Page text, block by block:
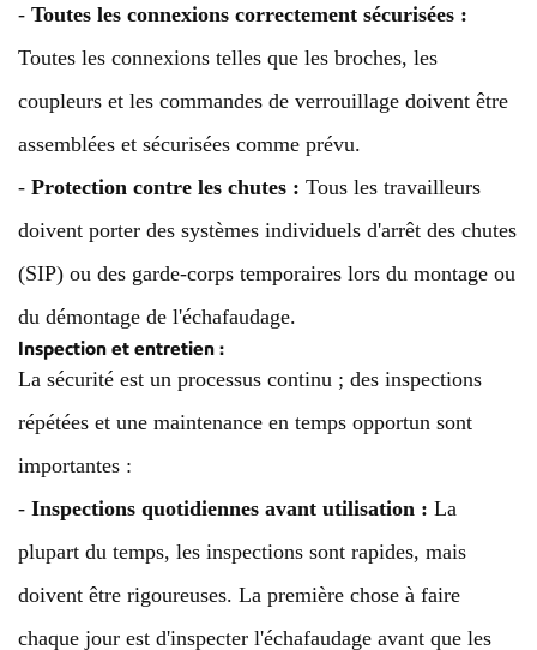
- Toutes les connexions correctement sécurisées :
Toutes les connexions telles que les broches, les
coupleurs et les commandes de verrouillage doivent être
assemblées et sécurisées comme prévu.
- Protection contre les chutes : Tous les travailleurs
doivent porter des systèmes individuels d'arrêt des chutes
(SIP) ou des garde-corps temporaires lors du montage ou
du démontage de l'échafaudage.
Inspection et entretien :
La sécurité est un processus continu ; des inspections
répétées et une maintenance en temps opportun sont
importantes :
- Inspections quotidiennes avant utilisation : La
plupart du temps, les inspections sont rapides, mais
doivent être rigoureuses. La première chose à faire
chaque jour est d'inspecter l'échafaudage avant que les